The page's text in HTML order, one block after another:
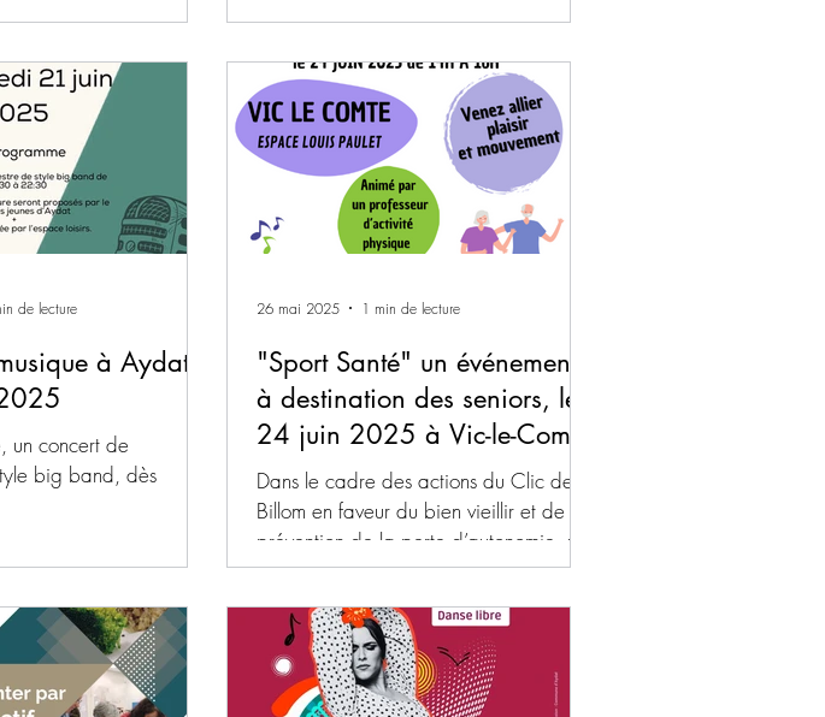
du roman "L'affaire de la rue...
à Aydat,
un concert de
big band, dès
de lecture
"Sport Santé" un événement
à destination des seniors, le
24 juin 2025 à Vic-le-Comte
Dans le cadre des actions du Clic de
Billom en faveur du bien vieillir et de la
prévention de la perte d’autonomie, une
après-midi "Sport...
26 mai 2025 1 min de lecture